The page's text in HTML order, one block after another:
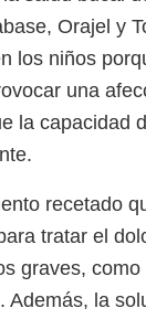
Orajel y
los niños
una
la capacidad
recetado
tratar el
graves,
la